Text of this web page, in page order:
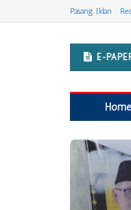
Pasang Iklan
E-
Home